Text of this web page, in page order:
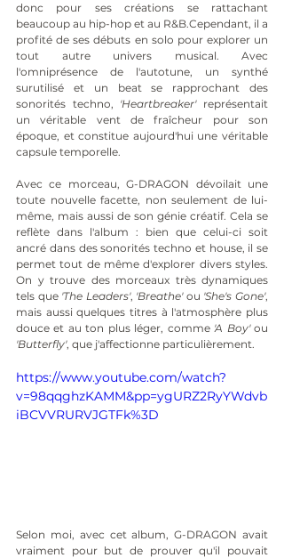
donc pour ses créations se rattachant
beaucoup au hip-hop et au R&B.Cependant, il a
profité de ses débuts en solo pour explorer un
tout autre univers musical. Avec
l'omniprésence de l'autotune, un synthé
surutilisé et un beat se rapprochant des
sonorités techno, 'Heartbreaker' représentait
un véritable vent de fraîcheur pour son
époque, et constitue aujourd'hui une véritable
capsule temporelle.
Avec ce morceau, G-DRAGON dévoilait une
toute nouvelle facette, non seulement de lui-
même, mais aussi de son génie créatif. Cela se
reflète dans l'album : bien que celui-ci soit
ancré dans des sonorités techno et house, il se
permet tout de même d'explorer divers styles.
On y trouve des morceaux très dynamiques
tels que 'The Leaders', 'Breathe' ou 'She's Gone',
mais aussi quelques titres à l'atmosphère plus
douce et au ton plus léger, comme 'A Boy'
'Butterfly', que j'affectionne particulièrement.
https://www.youtube.com/watch?
v=98qqghzKAMM&pp=ygURZ2RyYWdvb
iBCVVRURVJGTFk%3D
Selon moi, avec cet album, G-DRAGON avait
vraiment pour but de prouver qu'il pouvait